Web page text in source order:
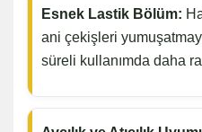
Esnek Lastik Bölüm:
ani çekişleri
süreli kullanımda daha